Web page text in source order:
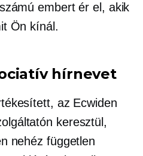
embert ér el, akik
Ön kínál.
hírnevet
az Ecwiden
keresztül,
nehéz független